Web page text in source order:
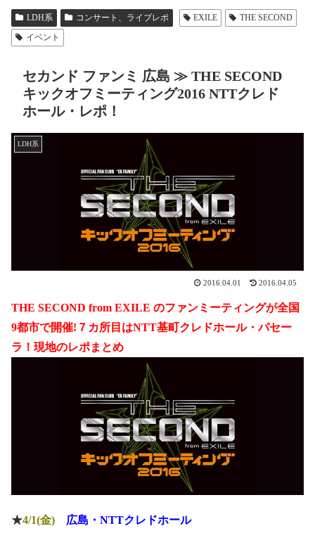
LDH系 コンサート、ライブレポ EXILE
THE SECOND
イベント
セカンド ファンミ 広島 ≫ THE SECOND
キックオフミーティング2016 NTTクレド
ホール・レポ！
LDH系
2016.04.01 2016.04.05
THE SECOND from EXILE のファンミーティングが全国
9都市で開催!７カ所目はNTT基町クレドホール・パセー
ラ！現地のレポまとめ
★4/1(金)
広島・NTTクレドホール